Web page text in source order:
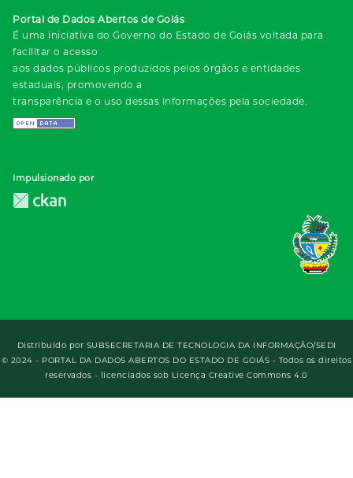
Portal de Dados Abertos de Goiás
É uma iniciativa do Governo do Estado de Goiás voltada para
facilitar o acesso
aos dados públicos produzidos pelos órgãos e entidades
estaduais, promovendo a
transparência e o uso dessas informações pela sociedade.
Impulsionado por
Distribuído por SUBSECRETARIA DE TECNOLOGIA DA INFORMAÇÃO/SEDI
© 2024 - PORTAL DA DADOS ABERTOS DO ESTADO DE GOIÁS - Todos os direitos
reservados - licenciados sob Licença Creative Commons 4.0